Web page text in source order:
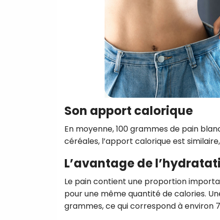
Son apport calorique
En moyenne, 100 grammes de pain
céréales, l’apport calorique est
L’avantage de
Le pain contient une proportion
pour une même quantité de calories.
grammes, ce qui correspond à environ